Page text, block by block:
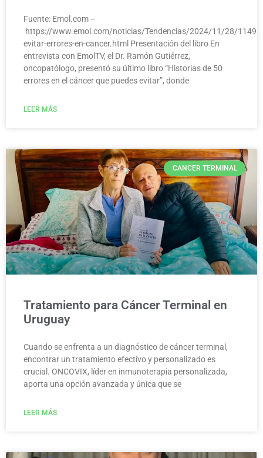
Fuente: Emol.com –
https://www.emol.com/noticias/Tendencias/2024/11/28/
evitar-errores-en-cancer.html Presentación del libro En
entrevista con EmolTV, el Dr. Ramón Gutiérrez,
oncopatólogo, presentó su último libro “Historias de 50
errores en el cáncer que puedes evitar”, donde
LEER MÁS
CANCER TERMINAL
Tratamiento para Cáncer Terminal en
Uruguay
Cuando se enfrenta a un diagnóstico de cáncer terminal,
encontrar un tratamiento efectivo y personalizado es
crucial. ONCOVIX, líder en inmunoterapia personalizada,
aporta una opción avanzada y única que se
LEER MÁS